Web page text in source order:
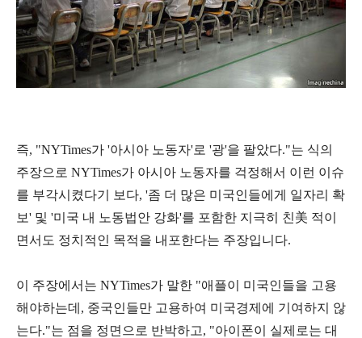
즉, "NYTimes가 '아시아 노동자'로 '광'을 팔았다."는 식의
주장으로 NYTimes가 아시아 노동자를 걱정해서 이런 이슈
를 부각시켰다기 보다, '좀 더 많은 미국인들에게 일자리 확
보' 및 '미국 내 노동법안 강화'를 포함한 지극히 친美 적이
면서도 정치적인 목적을 내포한다는 주장입니다.
이 주장에서는 NYTimes가 말한 "애플이 미국인들을 고용
해야하는데, 중국인들만 고용하여 미국경제에 기여하지 않
는다."는 점을 정면으로 반박하고, "아이폰이 실제로는 대